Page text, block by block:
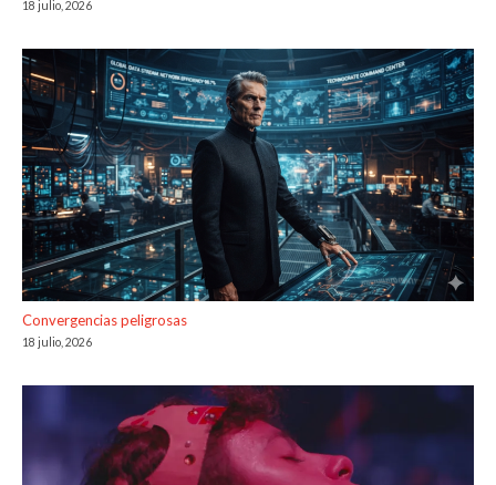
18 julio, 2026
Convergencias peligrosas
18 julio, 2026